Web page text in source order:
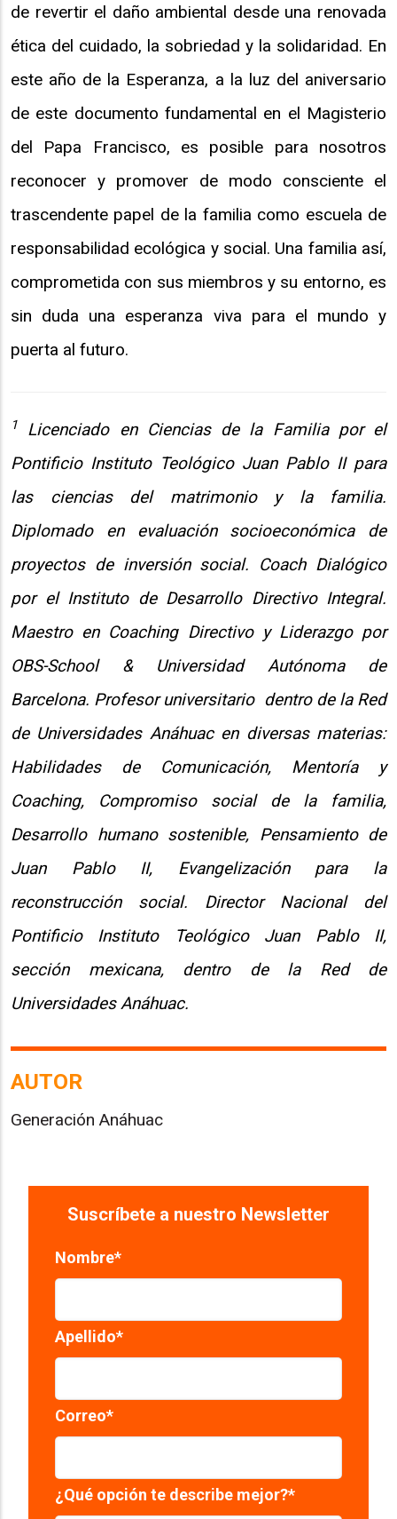
de revertir el daño ambiental desde una renovada
ética del cuidado, la sobriedad y la solidaridad. En
este año de la Esperanza, a la luz del aniversario
de este documento fundamental en el Magisterio
del Papa Francisco, es posible para nosotros
reconocer y promover de modo consciente el
trascendente papel de la familia como escuela de
responsabilidad ecológica y social. Una familia así,
comprometida con sus miembros y su entorno, es
sin duda una esperanza viva para el mundo y
puerta al futuro.
1
Licenciado en Ciencias de la Familia por el
Pontificio Instituto Teológico Juan Pablo II para
las ciencias del matrimonio y la familia.
Diplomado en evaluación socioeconómica de
proyectos de inversión social. Coach Dialógico
por el Instituto de Desarrollo Directivo Integral.
Maestro en Coaching Directivo y Liderazgo por
OBS-School & Universidad Autónoma de
Barcelona. Profesor universitario dentro de la Red
de Universidades Anáhuac en diversas materias:
Habilidades de Comunicación, Mentoría y
Coaching, Compromiso social de la familia,
Desarrollo humano sostenible, Pensamiento de
Juan Pablo II, Evangelización para la
reconstrucción social. Director Nacional del
Pontificio Instituto Teológico Juan Pablo II,
sección mexicana, dentro de la Red de
Universidades Anáhuac.
AUTOR
Generación Anáhuac
Suscríbete a nuestro Newsletter
Nombre*
Apellido*
Correo*
¿Qué opción te describe mejor?*